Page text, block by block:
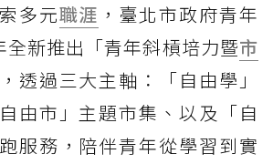
多元職涯 ，臺北市政府青年
新推出「青年斜槓培力暨市
透過三大主軸：「自由學」
由市」主題市集、以及「自
服務，陪伴青年從學習到實